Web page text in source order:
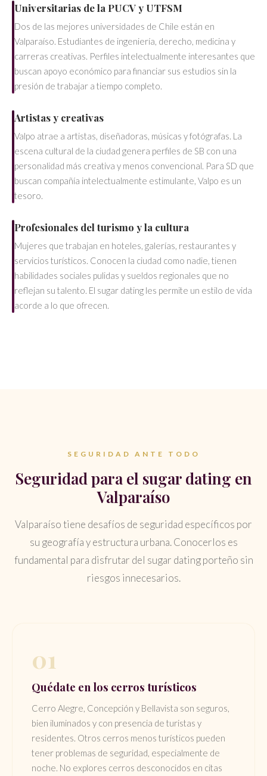
Universitarias de la PUCV y UTFSM
Dos de las mejores universidades de Chile están en
Valparaíso. Estudiantes de ingeniería, derecho, medicina y
carreras creativas. Perfiles intelectualmente interesantes que
buscan apoyo económico para financiar sus estudios sin la
presión de trabajar a tiempo completo.
Artistas y creativas
Valpo atrae a artistas, diseñadoras, músicas y fotógrafas. La
escena cultural de la ciudad genera perfiles de SB con una
personalidad más creativa y menos convencional. Para SD que
buscan compañía intelectualmente estimulante, Valpo es un
tesoro.
Profesionales del turismo y la cultura
Mujeres que trabajan en hoteles, galerías, restaurantes y
servicios turísticos. Conocen la ciudad como nadie, tienen
habilidades sociales pulidas y sueldos regionales que no
reflejan su talento. El sugar dating les permite un estilo de vida
acorde a lo que ofrecen.
SEGURIDAD ANTE TODO
Seguridad para el sugar dating en
Valparaíso
Valparaíso tiene desafíos de seguridad específicos por
su geografía y estructura urbana. Conocerlos es
fundamental para disfrutar del sugar dating porteño sin
riesgos innecesarios.
01
Quédate en los cerros turísticos
Cerro Alegre, Concepción y Bellavista son seguros,
bien iluminados y con presencia de turistas y
residentes. Otros cerros menos turísticos pueden
tener problemas de seguridad, especialmente de
noche. No explores cerros desconocidos en citas